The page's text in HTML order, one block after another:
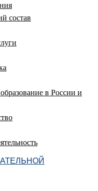
состав
в России и